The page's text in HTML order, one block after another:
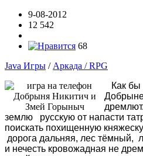
9-08-2012
12 542
68
Java Игры / Аркада / RPG
Как бы
землю русскую от напасти
поискать похищенную
дорога дальняя, лес тёмный,
и нечесть кровожадная не